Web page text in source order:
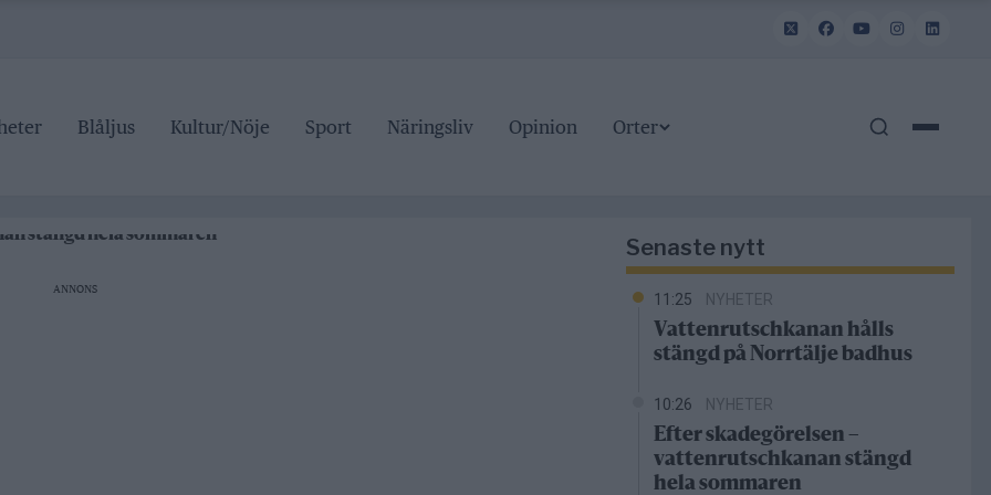
Blåljus Kultur/Nöje Sport Näringsliv Opinion Orter
ANNONS
Senaste nytt
11:25 NYHETER
Vattenrutschkanan hålls
stängd på Norrtälje badhus
10:26 NYHETER
Efter skadegörelsen –
vattenrutschkanan stängd
hela sommaren